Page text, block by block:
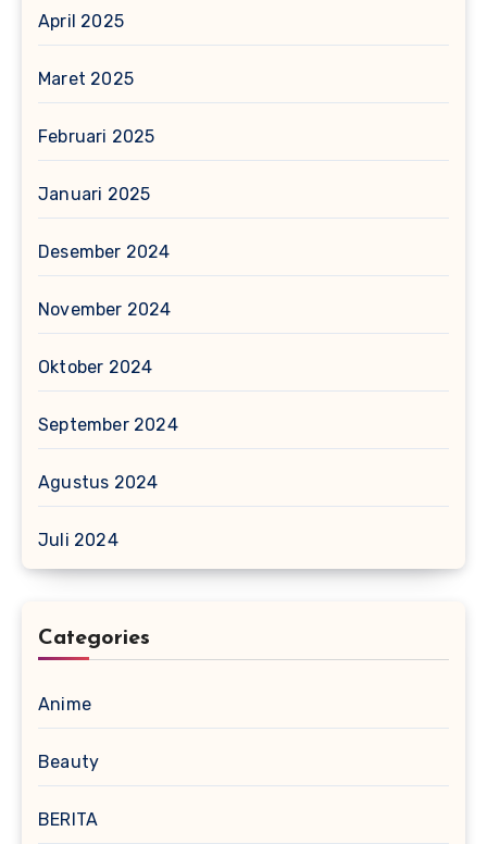
April 2025
Maret 2025
Februari 2025
Januari 2025
Desember 2024
November 2024
Oktober 2024
September 2024
Agustus 2024
Juli 2024
Categories
Anime
Beauty
BERITA